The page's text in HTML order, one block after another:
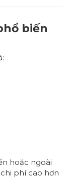
biến
hoặc ngoài
phí cao hơn